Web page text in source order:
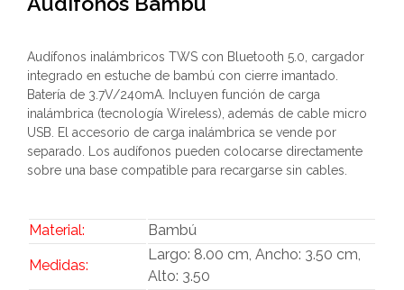
Audífonos inalámbricos TWS con Bluetooth 5.0, cargador
integrado en estuche de bambú con cierre imantado.
Batería de 3.7V/240mA. Incluyen función de carga
inalámbrica (tecnología Wireless), además de cable micro
USB. El accesorio de carga inalámbrica se vende por
separado. Los audífonos pueden colocarse directamente
sobre una base compatible para recargarse sin cables.
Material: Bambú
Medidas:
Largo: 8.00 cm, Ancho: 3.50 cm,
Alto: 3.50